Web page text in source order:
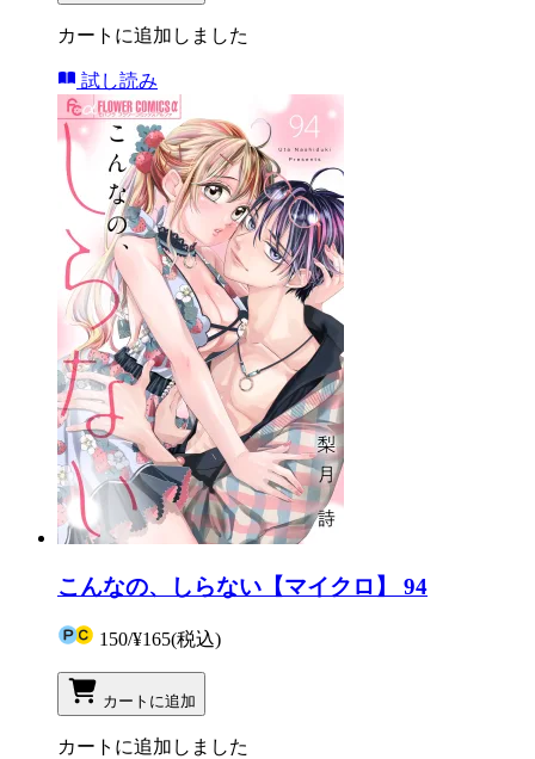
カートに追加しました
試し読み
こんなの、しらない【マイクロ】 94
150/¥165(税込)
カートに追加
カートに追加しました